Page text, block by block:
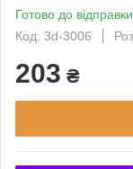
Готово до відправки
Код: 3d-3006
203 ₴